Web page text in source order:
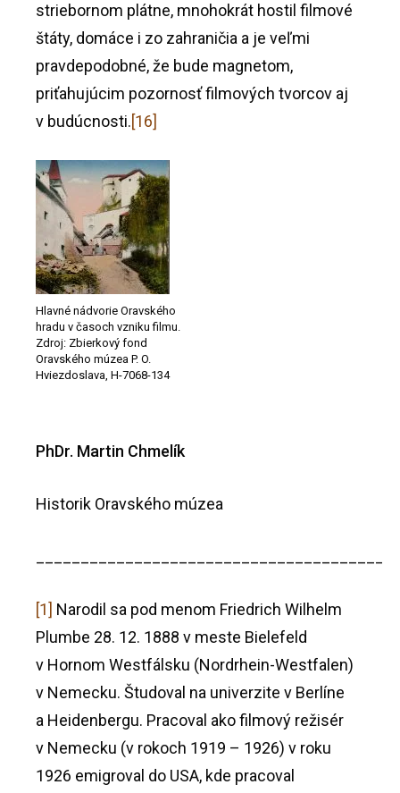
striebornom plátne, mnohokrát hostil filmové
štáty, domáce i zo zahraničia a je veľmi
pravdepodobné, že bude magnetom,
priťahujúcim pozornosť filmových tvorcov aj
v budúcnosti.[16]
Hlavné nádvorie Oravského
hradu v časoch vzniku filmu.
Zdroj: Zbierkový fond
Oravského múzea P. O.
Hviezdoslava, H-7068-134
PhDr. Martin Chmelík
Historik Oravského múzea
[1] Narodil sa pod menom Friedrich Wilhelm
Plumbe 28. 12. 1888 v meste Bielefeld
v Hornom Westfálsku (Nordrhein-Westfalen)
v Nemecku. Študoval na univerzite v Berlíne
a Heidenbergu. Pracoval ako filmový režisér
v Nemecku (v rokoch 1919 – 1926) v roku
1926 emigroval do USA, kde pracoval